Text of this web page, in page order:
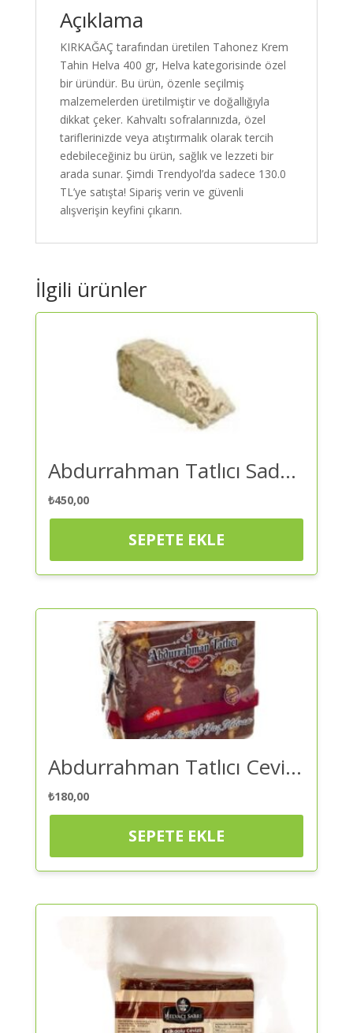
Güvenilir
AlışverişAçıklama
KIRKAĞAÇ tarafından üretilen Tahonez Krem
Tahin Helva 400 gr, Helva kategorisinde özel
bir üründür. Bu ürün, özenle seçilmiş
malzemelerden üretilmiştir ve doğallığıyla
dikkat çeker. Kahvaltı sofralarınızda, özel
tariflerinizde veya atıştırmalık olarak tercih
edebileceğiniz bu ürün, sağlık ve lezzeti bir
arada sunar. Şimdi Trendyol’da sadece 130.0
TL’ye satışta! Sipariş verin ve güvenli
alışverişin keyfini çıkarın.
İlgili ürünler
Abdurrahman Tatlıcı Sade Helva – Helva 1 Kg | Kaliteli ve Güvenilir Alışveriş
₺450,00
SEPETE EKLE
Abdurrahman Tatlıcı Cevizli Kakaolu Yaz Hevası 300 gr – Helva | Kaliteli ve Güvenilir Alışveriş
₺180,00
SEPETE EKLE